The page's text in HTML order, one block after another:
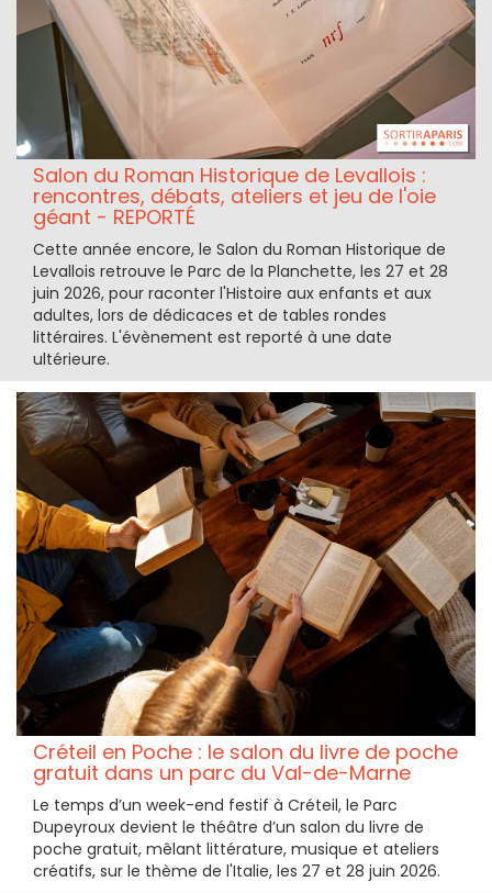
Salon du Roman Historique de Levallois :
rencontres, débats, ateliers et jeu de l'oie
géant - REPORTÉ
Cette année encore, le Salon du Roman Historique de
Levallois retrouve le Parc de la Planchette, les 27 et 28
juin 2026, pour raconter l'Histoire aux enfants et aux
adultes, lors de dédicaces et de tables rondes
littéraires. L'évènement est reporté à une date
ultérieure.
Créteil en Poche : le salon du livre de poche
gratuit dans un parc du Val-de-Marne
Le temps d’un week-end festif à Créteil, le Parc
Dupeyroux devient le théâtre d’un salon du livre de
poche gratuit, mêlant littérature, musique et ateliers
créatifs, sur le thème de l'Italie, les 27 et 28 juin 2026.